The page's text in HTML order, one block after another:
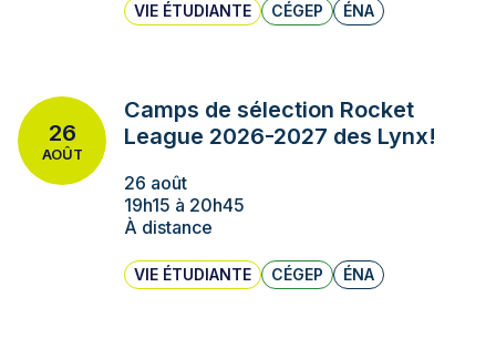
VIE ÉTUDIANTE CÉGEP ÉNA
26
AOÛT
Camps de sélection Rocket
League 2026-2027 des Lynx!
26 août
19h15 à 20h45
À distance
VIE ÉTUDIANTE CÉGEP ÉNA